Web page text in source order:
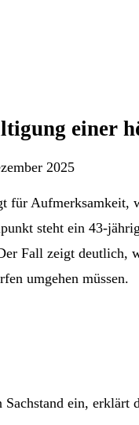
einer
2025
für Aufmerksamkeit,
steht ein 43-
Fall zeigt deutlich,
umgehen müssen.
ein,